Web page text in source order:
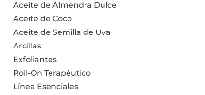
Aceite de Almendra Dulce
Aceite de Coco
Aceite de Semilla de Uva
Arcillas
Exfoliantes
Roll-On Terapéutico
Línea Esenciales